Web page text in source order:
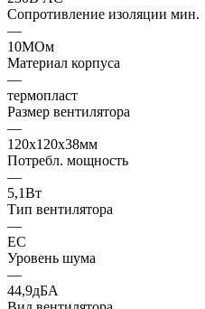
Сопротивление изоляции мин.
—
10МОм
Материал корпуса
—
термопласт
Размер вентилятора
—
120x120x38мм
Потребл. мощность
—
5,1Вт
Тип вентилятора
—
EC
Уровень шума
—
44,9дБА